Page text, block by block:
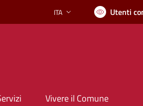
Lingua attiva:
ITA Utenti
Vivere il Comune